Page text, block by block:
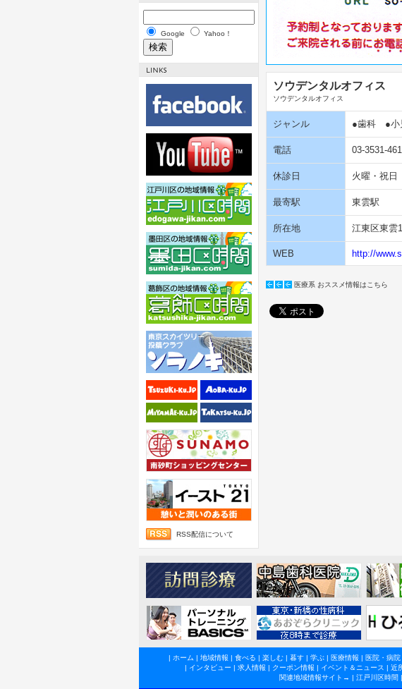
Google Yahoo！
RSS配信について
ソウデンタルオフィス
ソウデンタルオフィス
ジャンル ●歯科 ●小
電話 03-3531-
休診日 火曜・祝日
最寄駅 東雲駅
所在地 江東区東雲
WEB http://
医療系 おススメ情報はこちら
| ホーム | 地域情報 | 食べる | 楽しむ| 暮す| 学ぶ| 医療情報 | 医院・病院
| インタビュー | 求人情報 | クーポン情報 | イベント＆ニュース | 近
関連地域情報サイト→ | 江戸川区時間 |